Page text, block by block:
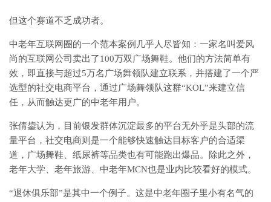
但这个赛道不乏成功者。
中老年互联网圈的一个范本案例几乎人尽皆知：一家名叫爱风
尚的互联网公司卖出了100万双广场舞鞋。他们的方法简单有
效，即直接与超过5万名广场舞领队建立联系，并搭建了一个严
选型的社交电商平台，通过广场舞领队这群“KOL”来建立信
任，从而触达更广的中老年用户。
张倩鋆认为，目前银发群体沉淀最多的平台无外乎是头部的流
量平台，社交电商则是一个能够快速触达目标客户的合适渠
道，广场舞鞋、纸尿裤等品类也有可能跑出爆品。除此之外，
老年大学、老年旅游、中老年MCN也是业内比较看好的模式。
“退休俱乐部”是其中一个例子。这是中老年圈子里小有名气的